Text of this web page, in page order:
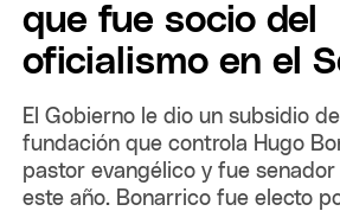
que fue socio del
oficialismo en el
El Gobierno le dio un subsidio
fundación que controla Hugo
pastor evangélico y fue
este año. Bonarrico fue electo